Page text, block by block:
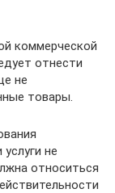
коммерческой
отнести
не
товары.
не
относиться